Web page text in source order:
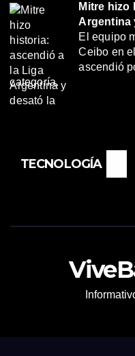
Mitre hizo
Argentina
El equipo
Ceibo en
ascendió
categoría.
TECNOLOGÍA